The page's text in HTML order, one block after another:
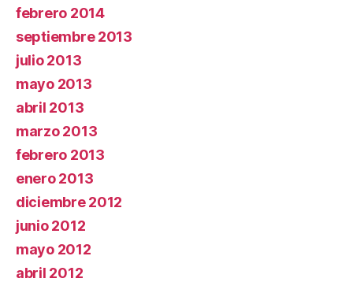
febrero 2014
septiembre 2013
julio 2013
mayo 2013
abril 2013
marzo 2013
febrero 2013
enero 2013
diciembre 2012
junio 2012
mayo 2012
abril 2012